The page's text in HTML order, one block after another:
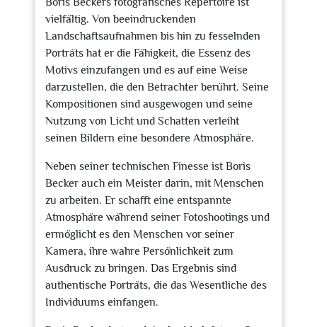
vielfältig. Von beeindruckenden
Landschaftsaufnahmen bis hin zu fesselnden
Porträts hat er die Fähigkeit, die Essenz des
Motivs einzufangen und es auf eine Weise
darzustellen, die den Betrachter berührt. Seine
Kompositionen sind ausgewogen und seine
Nutzung von Licht und Schatten verleiht
seinen Bildern eine besondere Atmosphäre.
Neben seiner technischen Finesse ist Boris
Becker auch ein Meister darin, mit Menschen
zu arbeiten. Er schafft eine entspannte
Atmosphäre während seiner Fotoshootings und
ermöglicht es den Menschen vor seiner
Kamera, ihre wahre Persönlichkeit zum
Ausdruck zu bringen. Das Ergebnis sind
authentische Porträts, die das Wesentliche des
Individuums einfangen.